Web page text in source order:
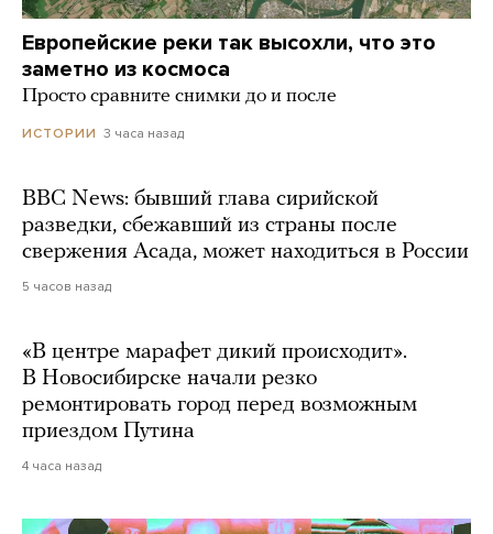
Европейские реки так высохли, что это
заметно из космоса
Просто сравните снимки до и после
ИСТОРИИ 3 часа назад
BBC News: бывший глава сирийской
разведки, сбежавший из страны после
свержения Асада, может находиться в России
5 часов назад
«В центре марафет дикий происходит».
В Новосибирске начали резко
ремонтировать город перед возможным
приездом Путина
4 часа назад